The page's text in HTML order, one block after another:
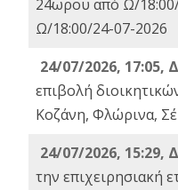
24ωρου από Ω/
Ω/18:00/24-07-2026
24/07/2026, 17:05,
επιβολή
Κοζάνη, Φλώρινα,
24/07/2026, 15:29,
την επιχειρησιακή